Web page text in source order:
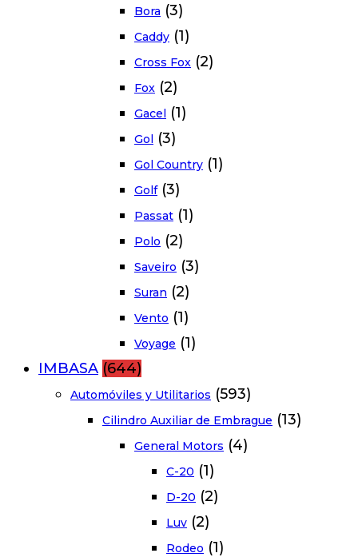
Bora (3)
Caddy (1)
Cross Fox (2)
Fox (2)
Gacel (1)
Gol (3)
Gol Country (1)
Golf (3)
Passat (1)
Polo (2)
Saveiro (3)
Suran (2)
Vento (1)
Voyage (1)
IMBASA (644)
Automóviles y Utilitarios (593)
Cilindro Auxiliar de Embrague (13)
General Motors (4)
C-20 (1)
D-20 (2)
Luv (2)
Rodeo (1)